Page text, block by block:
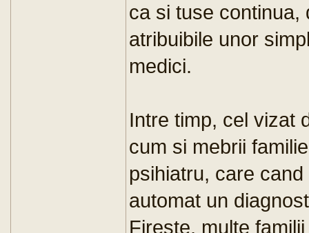
ca si tuse continua,
atribuibile unor
medici.
Intre timp, cel vizat
cum si mebrii
psihiatru, care
automat un
Fireste, multe